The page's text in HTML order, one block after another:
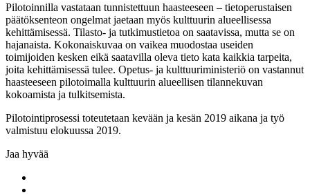
Pilotoinnilla vastataan tunnistettuun haasteeseen – tietoperustaisen
päätöksenteon ongelmat jaetaan myös kulttuurin alueellisessa
kehittämisessä. Tilasto- ja tutkimustietoa on saatavissa, mutta se on
hajanaista. Kokonaiskuvaa on vaikea muodostaa useiden
toimijoiden kesken eikä saatavilla oleva tieto kata kaikkia tarpeita,
joita kehittämisessä tulee. Opetus- ja kulttuuriministeriö on vastannut
haasteeseen pilotoimalla kulttuurin alueellisen tilannekuvan
kokoamista ja tulkitsemista.
Pilotointiprosessi toteutetaan kevään ja kesän 2019 aikana ja työ
valmistuu elokuussa 2019.
Jaa hyvää